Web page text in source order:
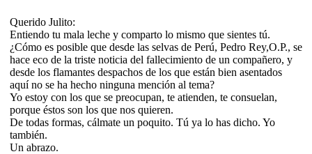
Querido Julito:
Entiendo tu mala leche y comparto lo mismo que sientes tú.
¿Cómo es posible que desde las selvas de Perú, Pedro Rey,O.P., se
hace eco de la triste noticia del fallecimiento de un compañero, y
desde los flamantes despachos de los que están bien asentados
aquí no se ha hecho ninguna mención al tema?
Yo estoy con los que se preocupan, te atienden, te consuelan,
porque éstos son los que nos quieren.
De todas formas, cálmate un poquito. Tú ya lo has dicho. Yo
también.
Un abrazo.